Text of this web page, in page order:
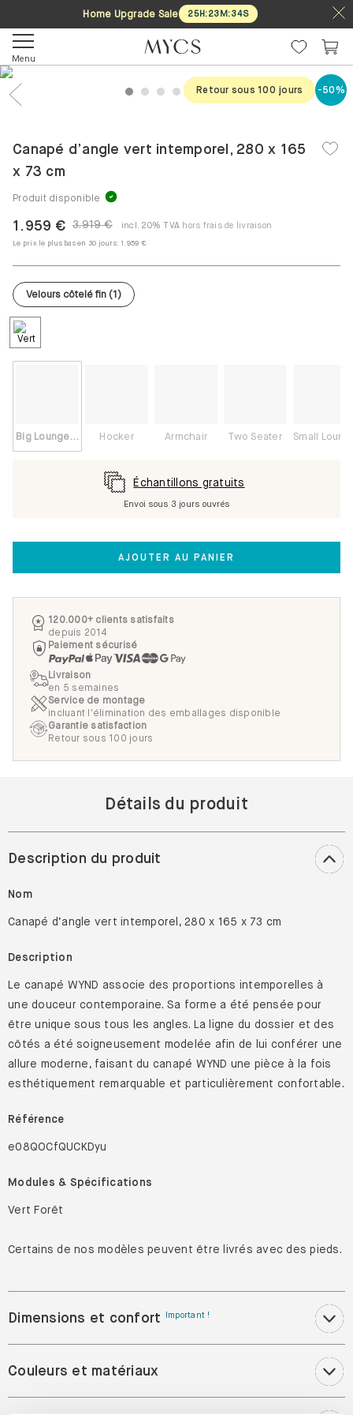
Home Upgrade Sale 25H:23M:34S
Menu
1 2 3 4 5 6 7
Retour sous 100 jours -50%
Canapé d’angle vert intemporel, 280 x 165
x 73 cm
Produit disponible
3.919 €
1.959 € incl. 20% TVA hors frais de livraison
Le prix le plus bas en 30 jours: 1.959 €
AJOUTER AU PANIER
Velours côtelé fin (1)
Big Lounge Right Hocker Armchair Two Seater
Échantillons gratuits
Envoi sous 3 jours ouvrés
120.000+ clients satisfaits
depuis 2014
Paiement sécurisé
Livraison
en 5 semaines
Service de montage
incluant l'élimination des emballages disponible
Garantie satisfaction
Retour sous 100 jours
Détails du produit
Description du produit
Nom
Canapé d’angle vert intemporel, 280 x 165 x 73 cm
Description
Le canapé WYND associe des proportions intemporelles à
une douceur contemporaine. Sa forme a été pensée pour
être unique sous tous les angles. La ligne du dossier et des
côtés a été soigneusement modelée afin de lui conférer une
allure moderne, faisant du canapé WYND une pièce à la fois
esthétiquement remarquable et particulièrement confortable.
Référence
e08QOCfQUCKDyu
Modules & Spécifications
Vert Forêt
Certains de nos modèles peuvent être livrés avec des pieds.
Dimensions et confort Important !
Couleurs et matériaux